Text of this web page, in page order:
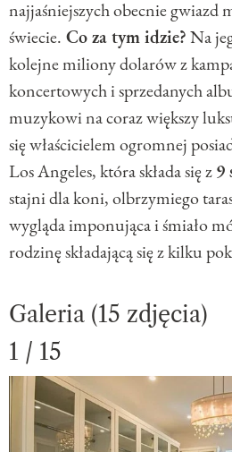
najjaśniejszych obecnie
świecie. Co za tym idzie?Na
kolejne miliony dolarów z
koncertowych i sprzedanych
muzykowi na coraz większy
się właścicielem ogromnej
Los Angeles, która składa się z9
stajni dla koni, olbrzymiego
wygląda imponująca i śmiało
rodzinę składającą się z kilku
Galeria (15 zdjęcia)
1 / 15